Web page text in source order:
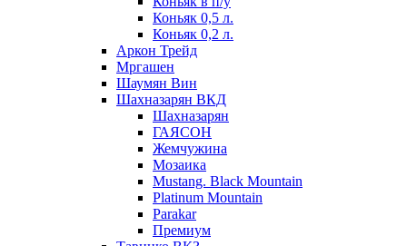
Коньяк 0,5 л.
Коньяк 0,2 л.
Аркон Трейд
Мргашен
Шаумян Вин
Шахназарян ВКД
Шахназарян
ГАЯСОН
Жемчужина
Мозаика
Mustang. Black Mountain
Platinum Mountain
Parakar
Премиум